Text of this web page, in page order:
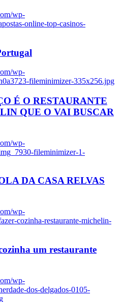
wp-
online-top-casinos-
wp-
fileminimizer-335x256.jpg
É O RESTAURANTE
QUE O VAI BUSCAR
wp-
fileminimizer-1-
DA CASA RELVAS
wp-
cozinha-restaurante-michelin-
um restaurante
wp-
dos-delgados-0105-